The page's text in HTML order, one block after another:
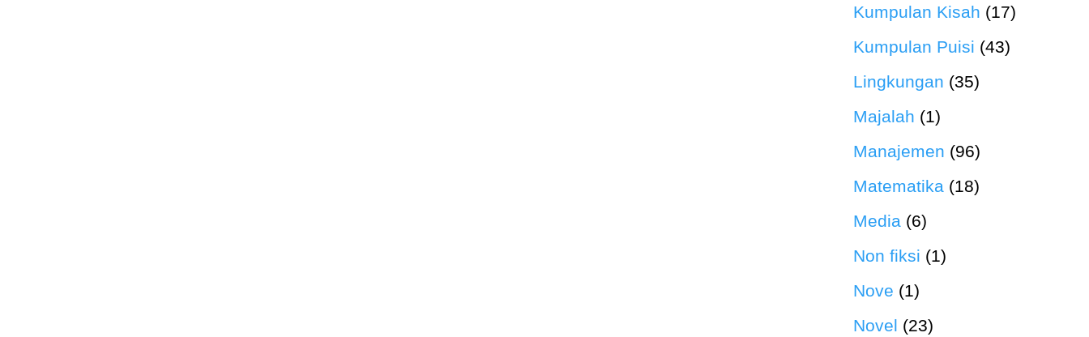
Kumpulan Kisah (17)
Kumpulan Puisi (43)
Lingkungan (35)
Majalah (1)
Manajemen (96)
Matematika (18)
Media (6)
Non fiksi (1)
Nove (1)
Novel (23)